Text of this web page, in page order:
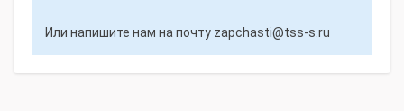
Или напишите нам на почту zapchasti@tss-s.ru